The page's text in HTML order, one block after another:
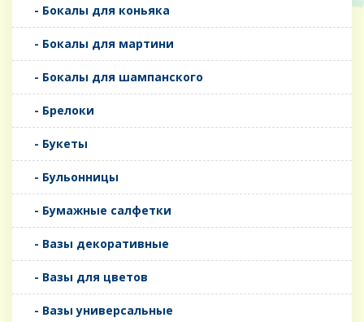
- Бокалы для коньяка
- Бокалы для мартини
- Бокалы для шампанского
- Брелоки
- Букеты
- Бульонницы
- Бумажные салфетки
- Вазы декоративные
- Вазы для цветов
- Вазы универсальные